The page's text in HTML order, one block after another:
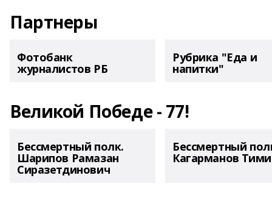
Партнеры
Фотобанк
журналистов РБ
Рубрика "Еда и
напитки"
Великой Победе - 77!
Бессмертный полк.
Шарипов Рамазан
Сиразетдинович
Бессмертный
Кагарманов